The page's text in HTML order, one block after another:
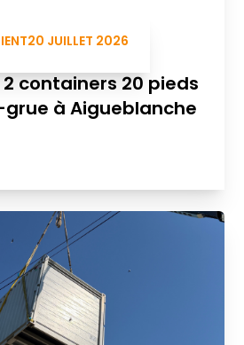
20 JUILLET 2026
containers 20 pieds
à Aigueblanche